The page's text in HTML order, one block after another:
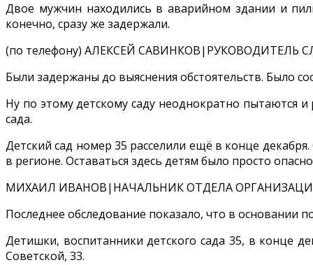
Двое мужчин находились в аварийном здании и
конечно, сразу же задержали.
(по телефону) АЛЕКСЕЙ
Были задержаны до выяснения обстоятельств. Было
Ну по этому детскому саду неоднократно пытаются
сада.
Детский сад номер 35 расселили ещё в конце
в регионе. Оставаться здесь детям было просто
МИХАИЛ ИВАНОВ|НАЧАЛЬНИК ОТДЕЛА
Последнее обследование показало, что в основании
Детишки, воспитанники детского сада 35, в конце
Советской, 33.